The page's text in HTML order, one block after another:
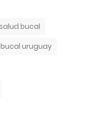
salud bucal
uruguay